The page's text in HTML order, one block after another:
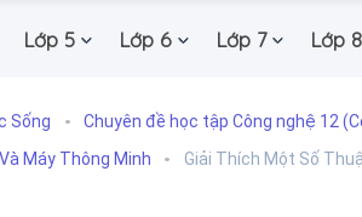
Lớp 5 Lớp 6 Lớp 7 Lớp 8
Sống
Chuyên đề học tập Công nghệ 12
Máy Thông Minh
Giải Thích Một Số